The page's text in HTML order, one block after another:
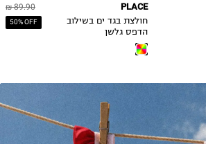
89.90 ₪
50% OFF
PLACE
חולצת בגד ים בשילוב
הדפס גלשן